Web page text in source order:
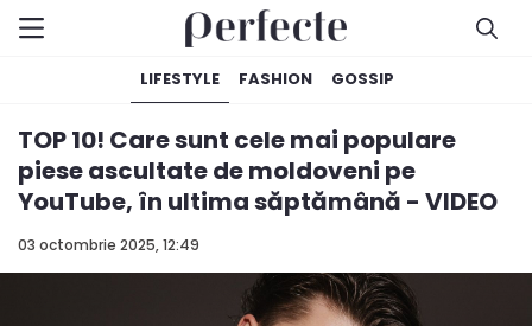
LIFESTYLE FASHION GOSSIP
03 octombrie 2025, 12:49
TOP 10! Care sunt cele mai populare
piese ascultate de moldoveni pe
YouTube, în ultima săptămână - VIDEO